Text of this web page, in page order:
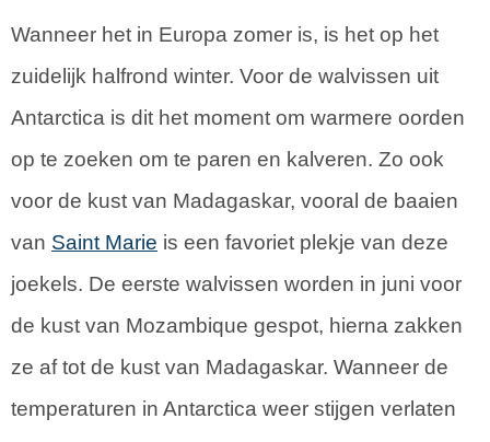
Wanneer het in Europa zomer is, is het op het
zuidelijk halfrond winter. Voor de walvissen uit
Antarctica is dit het moment om warmere oorden
op te zoeken om te paren en kalveren. Zo ook
voor de kust van Madagaskar, vooral de baaien
van Saint Marie is een favoriet plekje van deze
joekels. De eerste walvissen worden in juni voor
de kust van Mozambique gespot, hierna zakken
ze af tot de kust van Madagaskar. Wanneer de
temperaturen in Antarctica weer stijgen verlaten